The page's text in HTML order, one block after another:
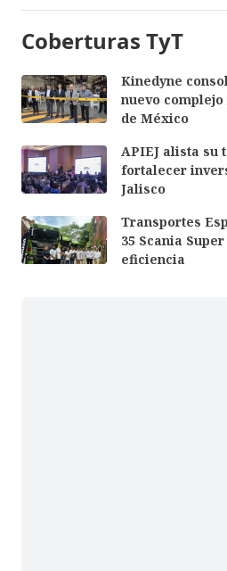
Coberturas TyT
Kinedyne
nuevo
de México
APIEJ alista su
fortalecer
Jalisco
Transportes
35 Scania
eficiencia